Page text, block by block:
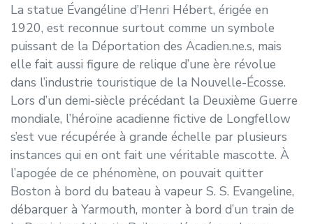
La statue Évangéline d’Henri Hébert, érigée en
1920, est reconnue surtout comme un symbole
puissant de la Déportation des Acadien.ne.s, mais
elle fait aussi figure de relique d’une ère révolue
dans l’industrie touristique de la Nouvelle-Écosse.
Lors d’un demi-siècle précédant la Deuxième Guerre
mondiale, l’héroïne acadienne fictive de Longfellow
s’est vue récupérée à grande échelle par plusieurs
instances qui en ont fait une véritable mascotte. À
l’apogée de ce phénomène, on pouvait quitter
Boston à bord du bateau à vapeur S. S. Evangeline,
débarquer à Yarmouth, monter à bord d’un train de